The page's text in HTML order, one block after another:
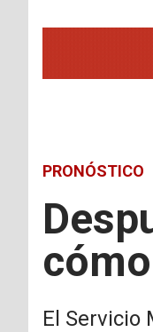
PRONÓSTICO
El Servicio